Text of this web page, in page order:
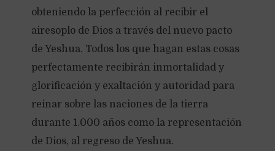
obteniendo la perfección al recibir el
airesoplo de Dios a través del nuevo pacto
de Yeshua. Todos los que hagan estas cosas
perfectamente recibirán inmortalidad y
glorificación y exaltación y autoridad para
reinar sobre las naciones de la tierra
durante 1.000 años como la representación
de Dios, al regreso de Yeshua.